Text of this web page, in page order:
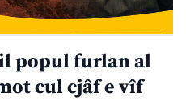
popul furlan al
cul cjâf e vîf